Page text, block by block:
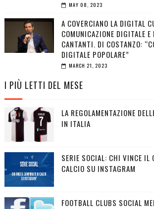
MAY 08, 2023
A COVERCIANO LA DIGITAL
COMUNICAZIONE DIGITALE E
CANTANTI. DI COSTANZO:
DIGITALE POPOLARE”
MARCH 21, 2023
I PIÙ LETTI DEL MESE
LA REGOLAMENTAZIONE
IN ITALIA
SERIE SOCIAL: CHI VINCE IL
CALCIO SU INSTAGRAM
FOOTBALL CLUBS SOCIAL